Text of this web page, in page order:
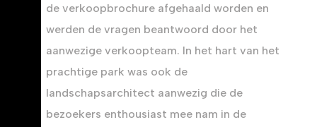
de verkoopbrochure afgehaald worden en
werden de vragen beantwoord door het
aanwezige verkoopteam. In het hart van het
prachtige park was ook de
landschapsarchitect aanwezig die de
bezoekers enthousiast mee nam in de